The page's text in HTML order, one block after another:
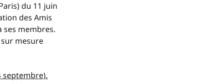
du 11 juin
des Amis
ses membres.
mesure
septembre).